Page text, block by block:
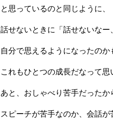
と思っているのと同じように、
話せないときに「話せないなー
自分で思えるようになったのか
これもひとつの成長だなって思
あと、おしゃべり苦手だったか
スピーチが苦手なのか、会話が